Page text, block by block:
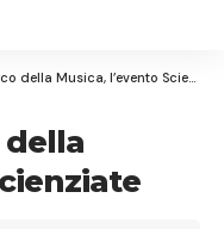
Resizer
Musica, l’evento Scienziate